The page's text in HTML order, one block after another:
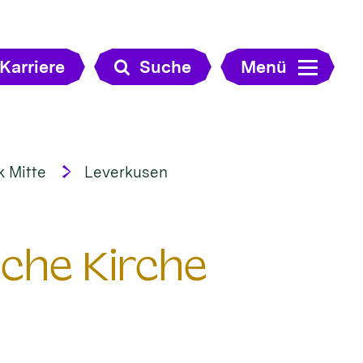
Karriere Suche Menü
Mitte Leverkusen
Kirche